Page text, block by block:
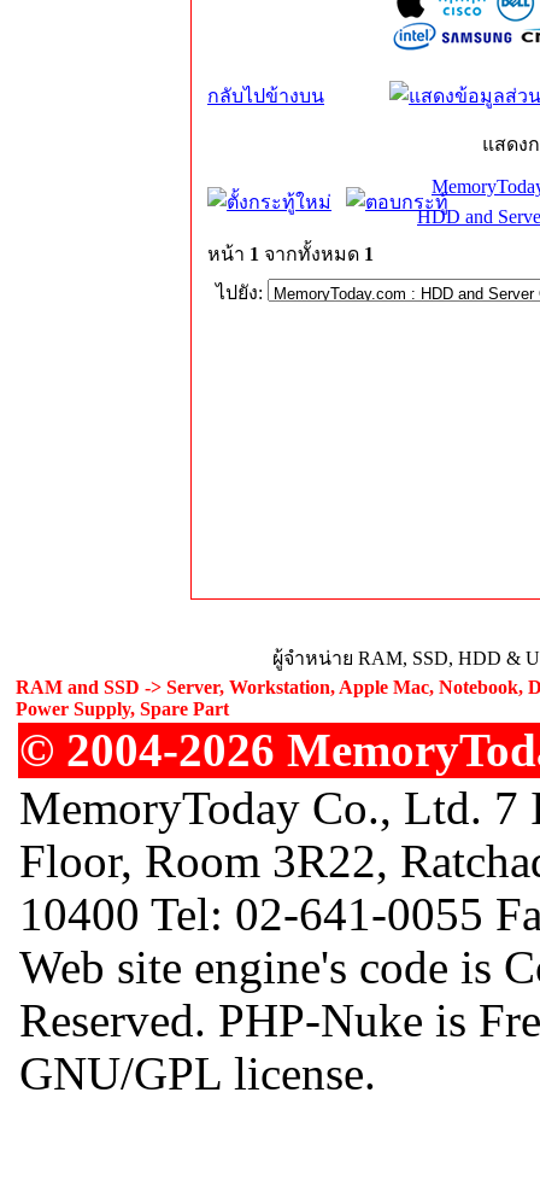
กลับไปข้างบน
แสดง
HDD and
หน้า 1 จากทั้งหมด 1
ไปยัง:
ผู้จำหน่าย RAM, SSD, HDD &
RAM and SSD -> Server, Workstation, Apple Mac, Notebook,
Power Supply, Spare Part
© 2004-2026
MemoryToday Co., Ltd.
Floor, Room 3R22,
10400 Tel: 02-641-0055
Web site engine's code is
Reserved. PHP-Nuke is
GNU/GPL license.